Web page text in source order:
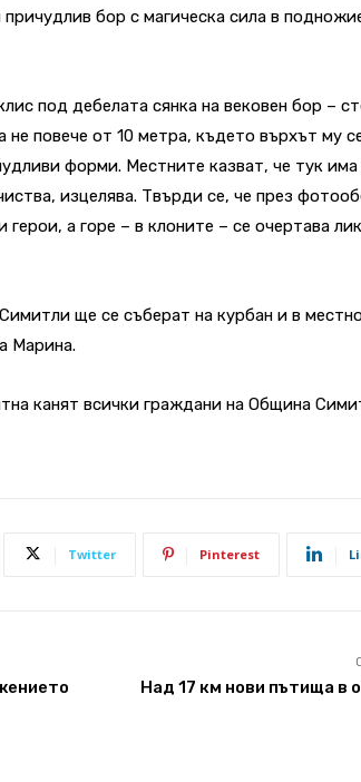
бор с магическа сила в
под дебелата сянка на вековен бор –
повече от 10 метра, където върхът му
форми. Местните казват, че тук има
изцелява. Твърди се, че през
а горе – в клоните – се очертава
ще се съберат на курбан и в
Марина.
канят всички граждани на Община
Twitter Pinterest
Над 17 км нови пътища в